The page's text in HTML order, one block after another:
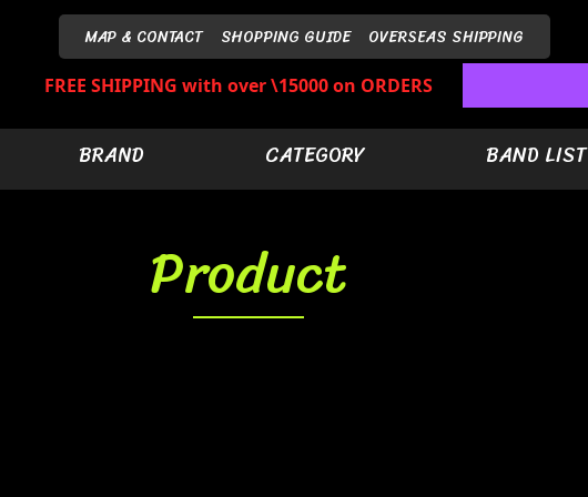
MAP & CONTACT SHOPPING GUIDE OVERSEAS SHIPPING
FREE SHIPPING with over \15000 on ORDERS
BRAND CATEGORY BAND LIST
Product